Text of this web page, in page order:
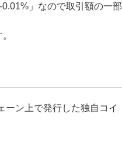
」なので取引額の一部
ーン上で発行した独自コイ